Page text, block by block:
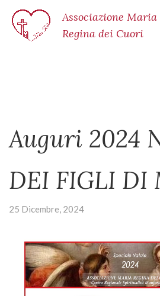
Associazione Maria
Regina dei Cuori
Auguri 2024
DEI FIGLI DI
25 Dicembre, 2024